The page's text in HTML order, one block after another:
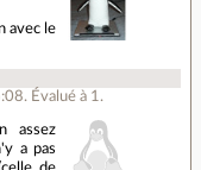
avec le
. Évalué à 1.
assez
a pas